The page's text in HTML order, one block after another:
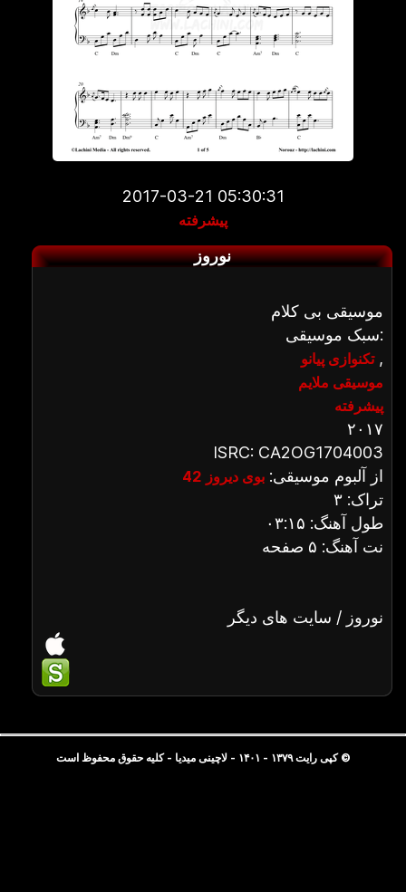
2017-03-21 05:30:31
پیشرفته
نوروز
موسیقی بی کلام
سبک موسیقی:
تکنوازی پیانو,
موسیقی ملایم
پیشرفته
۲۰۱۷
ISRC: CA2OG1704003
از آلبوم موسیقی: بوی دیروز 42
تراک: ۳
طول آهنگ: ۰۳:۱۵
نت آهنگ: ۵ صفحه
نوروز / سایت های دیگر
© کپی رایت ۱۳۷۹ - ۱۴۰۱ - لاچینی میدیا - کلیه حقوق محفوظ است